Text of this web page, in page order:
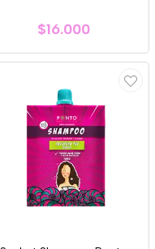
$16.000